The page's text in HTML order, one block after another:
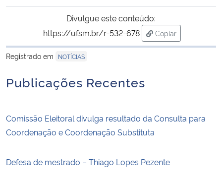
Divulgue este conteúdo:
https://ufsm.br/r-532-678
Copiar
para área de
Registrado em
NOTÍCIAS
Publicações Recentes
Comissão Eleitoral divulga resultado da Consulta para
Coordenação e Coordenação Substituta
Defesa de mestrado – Thiago Lopes Pezente